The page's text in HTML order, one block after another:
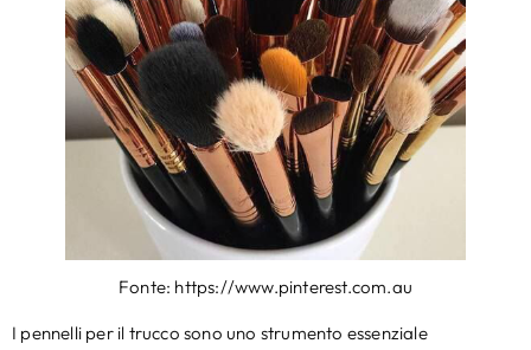
Fonte: https://www.pinterest.com.au
I pennelli per il trucco sono uno strumento essenziale